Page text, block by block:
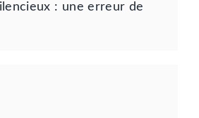
: une erreur de